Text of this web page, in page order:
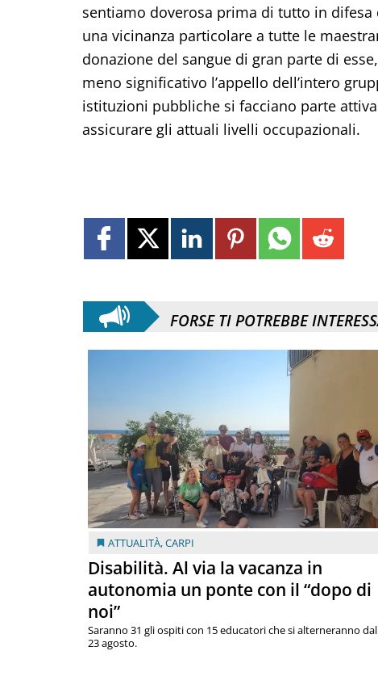
sentiamo doverosa prima di tutto in
una vicinanza particolare a tutte le
donazione del sangue di gran parte di
meno significativo l’appello dell’intero
istituzioni pubbliche si facciano parte
assicurare gli attuali livelli occupazionali.
FORSE TI POTREBBE
ATTUALITÀ,CARPI
Disabilità. Al via la vacanza in
autonomia un ponte con il “dopo di
noi”
Saranno 31 gli ospiti con 15 educatori che si alterneranno
23 agosto.